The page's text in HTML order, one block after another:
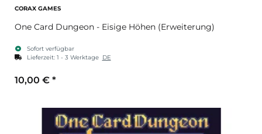
CORAX GAMES
One Card Dungeon - Eisige Höhen (Erweiterung)
Sofort verfügbar
Lieferzeit: 1 - 3 Werktage DE
10,00 € *